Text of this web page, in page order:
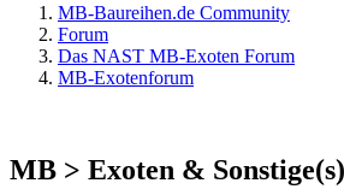
MB-Baureihen.de Community
Forum
Das NAST MB-Exoten Forum
MB-Exotenforum
MB > Exoten &